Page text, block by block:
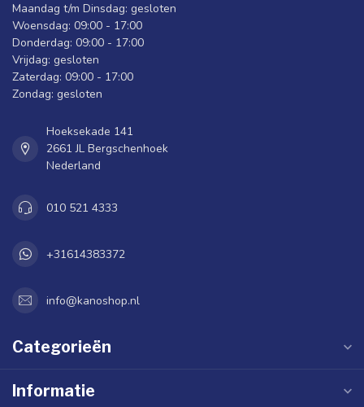
Maandag t/m Dinsdag: gesloten
Woensdag: 09:00 - 17:00
Donderdag: 09:00 - 17:00
Vrijdag: gesloten
Zaterdag: 09:00 - 17:00
Zondag: gesloten
Hoeksekade 141
2661 JL Bergschenhoek
Nederland
010 521 4333
+31614383372
info@kanoshop.nl
Categorieën
Informatie